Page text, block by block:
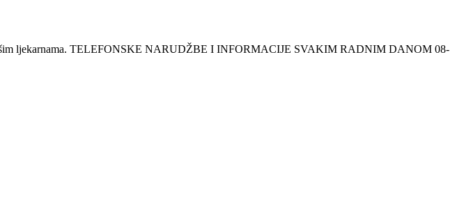
ljekarnama. TELEFONSKE NARUDŽBE I INFORMACIJE SVAKIM RADNIM DANOM 08-